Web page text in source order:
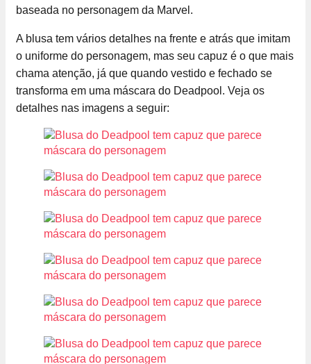
baseada no personagem da Marvel.
A blusa tem vários detalhes na frente e atrás que imitam
o uniforme do personagem, mas seu capuz é o que mais
chama atenção, já que quando vestido e fechado se
transforma em uma máscara do Deadpool. Veja os
detalhes nas imagens a seguir: